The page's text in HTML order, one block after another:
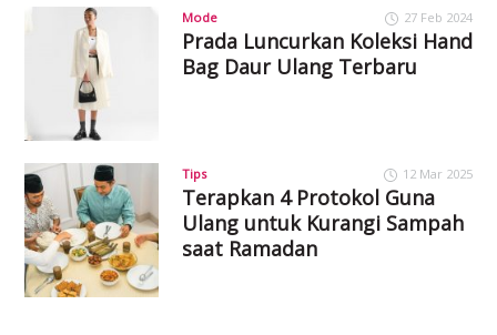
Mode 27 Feb 2024
Prada Luncurkan Koleksi Hand
Bag Daur Ulang Terbaru
Tips 12 Mar 2025
Terapkan 4 Protokol Guna
Ulang untuk Kurangi Sampah
saat Ramadan